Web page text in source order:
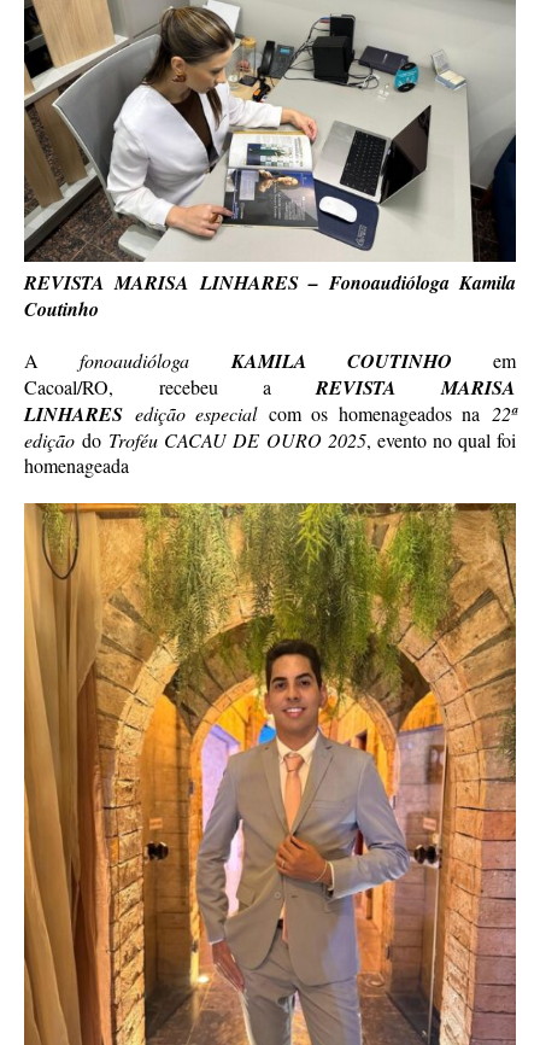
REVISTA MARISA LINHARES – Fonoaudióloga Kamila
Coutinho
Afonoaudióloga KAMILA COUTINHO em
Cacoal/RO, recebeu a
REVISTA MARISA
LINHARES edição especial com os homenageados na 22ª
ediçãodo Troféu CACAU DE OURO 2025, evento no qual foi
homenageada